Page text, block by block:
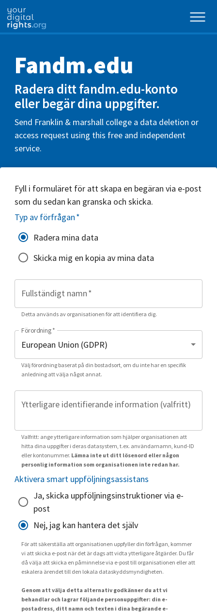
Fandm.edu
Radera ditt fandm.edu-konto
eller begär dina uppgifter.
Send Franklin & marshall college a data deletion or
access request using this free and independent
service.
Fyll i formuläret för att skapa en begäran via e-post
som du sedan kan granska och skicka.
Typ av förfrågan*
Radera mina data
Skicka mig en kopia av mina data
Fullständigt namn*
Detta används av organisationen för att identifiera dig.
Förordning*
Välj förordning baserat på din bostadsort, om du inte har en specifik
anledning att välja något annat.
Ytterligare identifierande information (valfritt)
Valfritt: ange ytterligare information som hjälper organisationen att
hitta dina uppgifter i deras datasystem, t.ex. användarnamn, kund-ID
eller kontonummer. Lämna inte ut ditt lösenord eller någon
personlig information som organisationen inte redan har.
Aktivera smart uppföljningsassistans
Ja, skicka uppföljningsinstruktioner via e-
post
Nej, jag kan hantera det själv
För att säkerställa att organisationen uppfyller din förfrågan, kommer
vi att skicka e-post när det är dags att vidta ytterligare åtgärder. Du får
då välja att skicka en påminnelse via e-post till organisationen eller att
eskalera ärendet till den lokala dataskyddsmyndigheten.
Genom att välja detta alternativ godkänner du att vi
behandlar och lagrar följande personuppgifter: din e-
postadress, ditt namn och texten i dina begärande e-